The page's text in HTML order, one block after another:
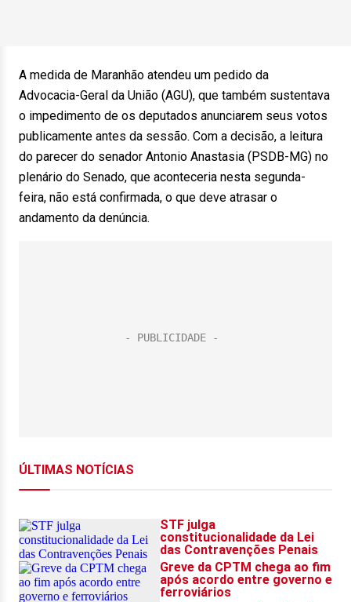
A medida de Maranhão atendeu um pedido da
Advocacia-Geral da União (AGU), que também sustentava
o impedimento de os deputados anunciarem seus votos
publicamente antes da sessão. Com a decisão, a leitura
do parecer do senador Antonio Anastasia (PSDB-MG) no
plenário do Senado, que aconteceria nesta segunda-
feira, não está confirmada, o que deve atrasar o
andamento da denúncia.